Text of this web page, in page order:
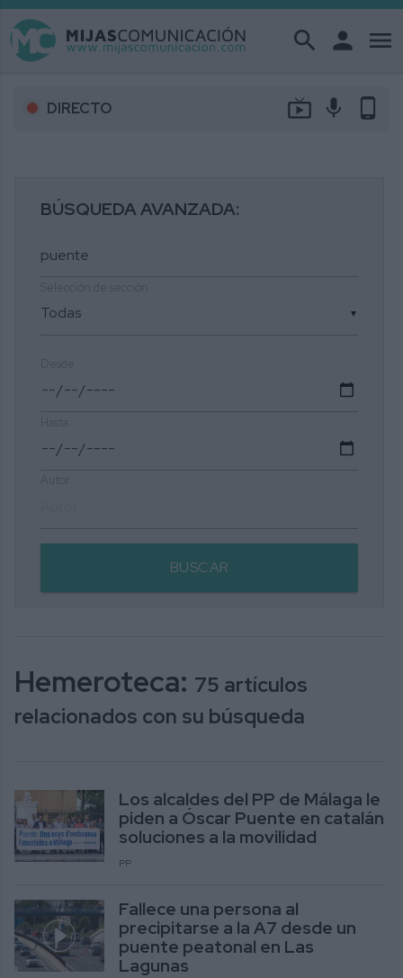
search person menu
DIRECTO live_tv mic phone_android
BÚSQUEDA AVANZADA:
▼
BUSCAR
Hemeroteca: 75 artículos
relacionados con su búsqueda
Los alcaldes del PP de Málaga le
piden a Óscar Puente en catalán
soluciones a la movilidad
PP
Fallece una persona al
precipitarse a la A7 desde un
puente peatonal en Las
Lagunas